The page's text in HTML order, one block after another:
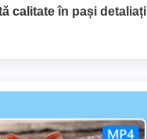
calitate în pași detaliați